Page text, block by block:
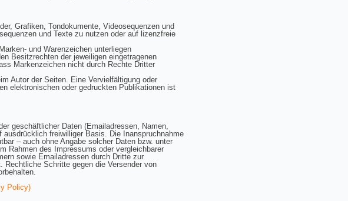
Grafiken, Tondokumente, Videosequenzen und
und Texte zu nutzen oder auf lizenzfreie
und Warenzeichen unterliegen
Besitzrechten der jeweiligen eingetragenen
Markenzeichen nicht durch Rechte Dritter
Autor der Seiten. Eine Vervielfältigung oder
elektronischen oder gedruckten Publikationen ist
geschäftlicher Daten (Emailadressen, Namen,
freiwilliger Basis. Die Inanspruchnahme
– auch ohne Angabe solcher Daten bzw. unter
Rahmen des Impressums oder vergleichbarer
sowie Emailadressen durch Dritte zur
Schritte gegen die Versender von
Policy)